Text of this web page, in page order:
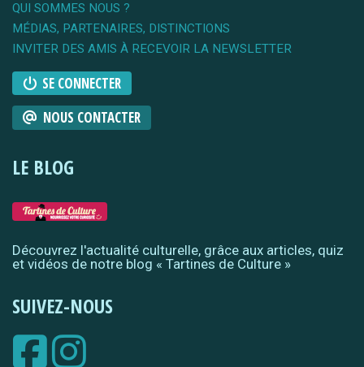
QUI SOMMES NOUS ?
MÉDIAS, PARTENAIRES, DISTINCTIONS
INVITER DES AMIS À RECEVOIR LA NEWSLETTER
SE CONNECTER
NOUS CONTACTER
LE BLOG
Découvrez l'actualité culturelle, grâce aux articles, quiz
et vidéos de notre blog « Tartines de Culture »
SUIVEZ-NOUS